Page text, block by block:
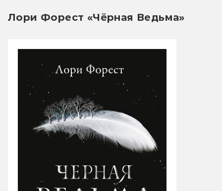
Лори Форест «Чёрная Ведьма»